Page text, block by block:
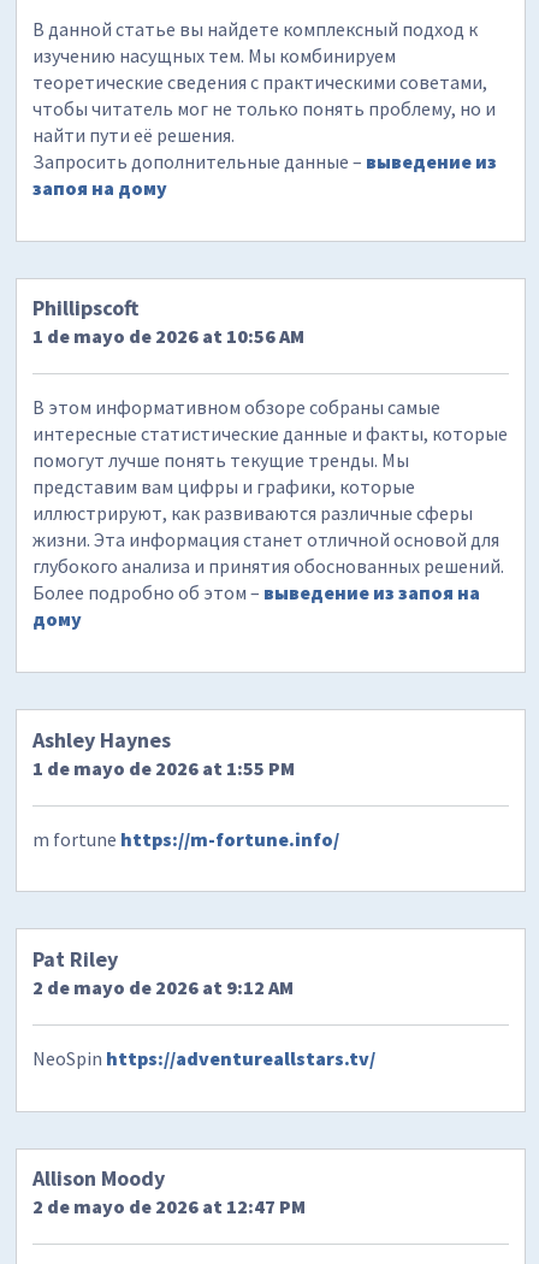
В данной статье вы найдете комплексный подход к
изучению насущных тем. Мы комбинируем
теоретические сведения с практическими советами,
чтобы читатель мог не только понять проблему, но и
найти пути её решения.
Запросить дополнительные данные – выведение из
запоя на дому
Phillipscoft
1 de mayo de 2026 at 10:56 AM
В этом информативном обзоре собраны самые
интересные статистические данные и факты, которые
помогут лучше понять текущие тренды. Мы
представим вам цифры и графики, которые
иллюстрируют, как развиваются различные сферы
жизни. Эта информация станет отличной основой для
глубокого анализа и принятия обоснованных решений.
Более подробно об этом – выведение из запоя на
дому
Ashley Haynes
1 de mayo de 2026 at 1:55 PM
m fortune https://m-fortune.info/
Pat Riley
2 de mayo de 2026 at 9:12 AM
NeoSpin https://adventureallstars.tv/
Allison Moody
2 de mayo de 2026 at 12:47 PM